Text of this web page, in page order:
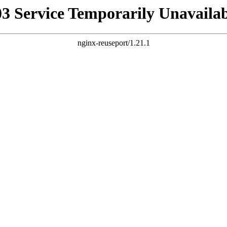
Service Temporarily
nginx-reuseport/1.21.1